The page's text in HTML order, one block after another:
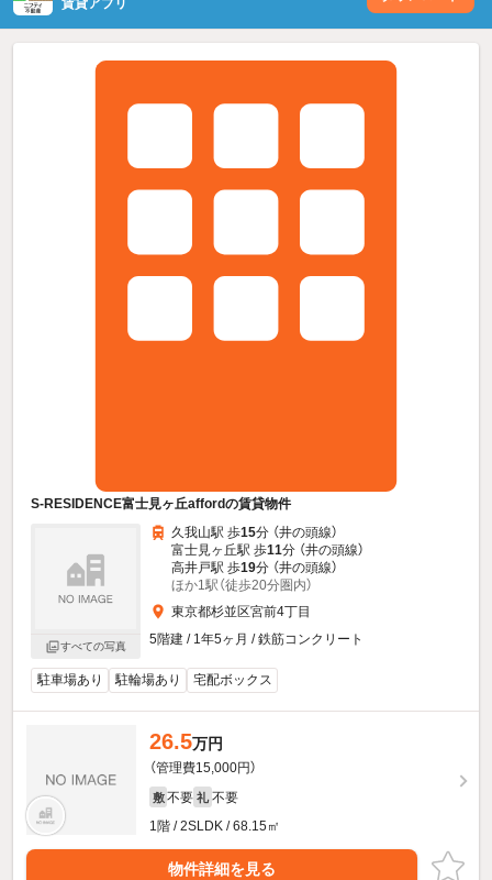
賃貸アプリ
S-RESIDENCE富士見ヶ丘affordの賃貸物件
すべての写真
久我山駅 歩15分 （井の頭線）
富士見ヶ丘駅 歩11分 （井の頭線）
高井戸駅 歩19分 （井の頭線）
ほか1駅（徒歩20分圏内）
東京都杉並区宮前4丁目
5階建 / 1年5ヶ月 / 鉄筋コンクリート
駐車場あり 駐輪場あり 宅配ボックス
26.5万円
（管理費15,000円）
敷 不要 礼 不要
1階 / 2SLDK / 68.15㎡
物件詳細を見る